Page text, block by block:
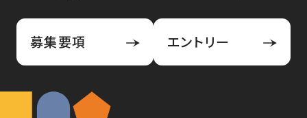
募集要項 エントリー